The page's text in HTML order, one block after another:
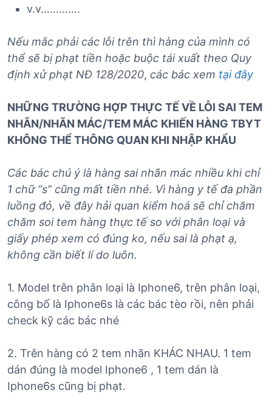
v.v………….
Nếu mắc phải các lỗi trên thì hàng của mình có
thể sẽ bị phạt tiền hoặc buộc tái xuất theo Quy
định xử phạt NĐ 128/2020, các bác xem tại đây
NHỮNG TRƯỜNG HỢP THỰC TẾ VỀ LỖI SAI TEM
NHÃN/NHÃN MÁC/TEM MÁC KHIẾN HÀNG TBYT
KHÔNG THỂ THÔNG QUAN KHI NHẬP KHẨU
Các bác chú ý là hàng sai nhãn mác nhiều khi chỉ
1 chữ “s” cũng mất tiền nhé. Vì hàng y tế đa phần
luồng đỏ, về đây hải quan kiểm hoá sẽ chỉ chăm
chăm soi tem hàng thực tế so với phân loại và
giấy phép xem có đúng ko, nếu sai là phạt ạ,
không cần biết lí do luôn.
1. Model trên phân loại là Iphone6, trên phân loại,
công bố là Iphone6s là các bác tèo rồi, nên phải
check kỹ các bác nhé
2. Trên hàng có 2 tem nhãn KHÁC NHAU. 1 tem
dán đúng là model Iphone6 , 1 tem dán là
Iphone6s cũng bị phạt.